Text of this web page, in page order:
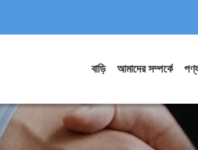
বাড়ি আমাদের সম্পর্কে